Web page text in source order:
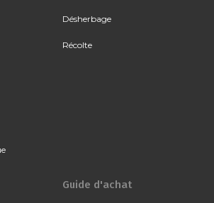
Désherbage
Récolte
Guide d'achat